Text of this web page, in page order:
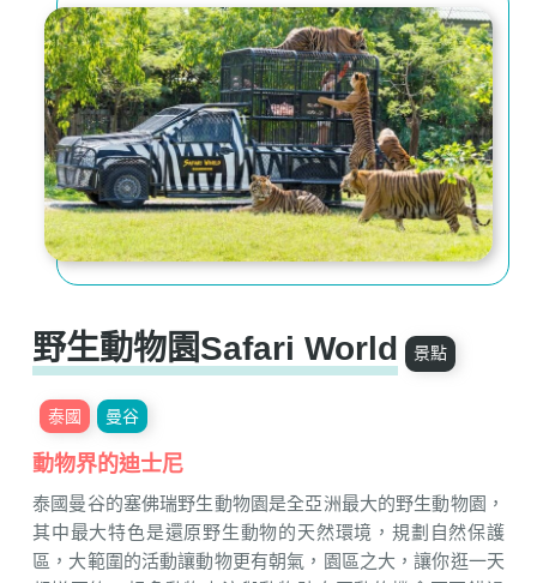
野生動物園Safari World 景點
泰國 曼谷
動物界的迪士尼
泰國曼谷的塞佛瑞野生動物園是全亞洲最大的野生動物園，
其中最大特色是還原野生動物的天然環境，規劃自然保護
區，大範圍的活動讓動物更有朝氣，園區之大，讓你逛一天